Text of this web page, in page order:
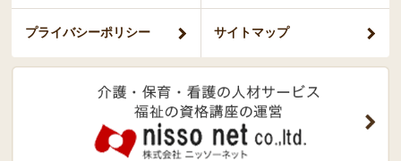
プライバシーポリシー サイトマップ